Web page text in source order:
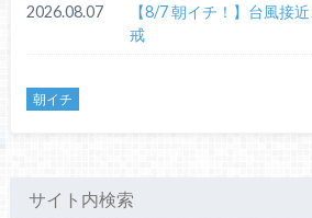
2026.08.07
【8/7 朝イチ！】台風接
戒
朝イチ